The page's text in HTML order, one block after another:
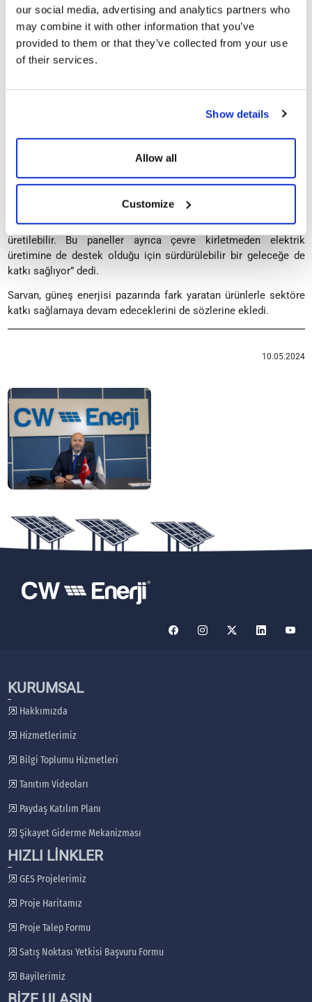
our social media, advertising and analytics partners who
may combine it with other information that you’ve
provided to them or that they’ve collected from your use
of their services.
Show details
Allow all
Customize
sağlanması mümkün. Güneş panellerimizle kesintisiz elektriğin
keyfi sürülebilir” diye konuştu.
Sürdürülebilir bir geleceğe katkı sağlıyor
tekne gezileri için güneş panellerinin çok faydası olacağına
enerjisi depolanarak bu güç gece boyunca kullanılabilir.
gibi elektronik cihazlar çalıştırabilir, aynı zamanda aydınlatma ve
telefon şarjı ihtiyacı da karşılanabilir. Esnek güneş panelleri, gün
daha uzun yolculuklar için çok yararlı olabilir. Kısacası gidilen
her yerde esnek güneş panellerimiz ile güneşten elektrik
üretilebilir. Bu paneller ayrıca çevre kirletmeden elektrik
üretimine de destek olduğu için sürdürülebilir bir geleceğe de
katkı sağlıyor” dedi.
Sarvan, güneş enerjisi pazarında fark yaratan ürünlerle sektöre
katkı sağlamaya devam edeceklerini de sözlerine ekledi.
10.05.2024
KURUMSAL
Hakkımızda
Hizmetlerimiz
Bilgi Toplumu Hizmetleri
Tanıtım Videoları
Paydaş Katılım Planı
Şikayet Giderme Mekanizması
HIZLI LİNKLER
GES Projelerimiz
Proje Haritamız
Proje Talep Formu
Satış Noktası Yetkisi Başvuru Formu
Bayilerimiz